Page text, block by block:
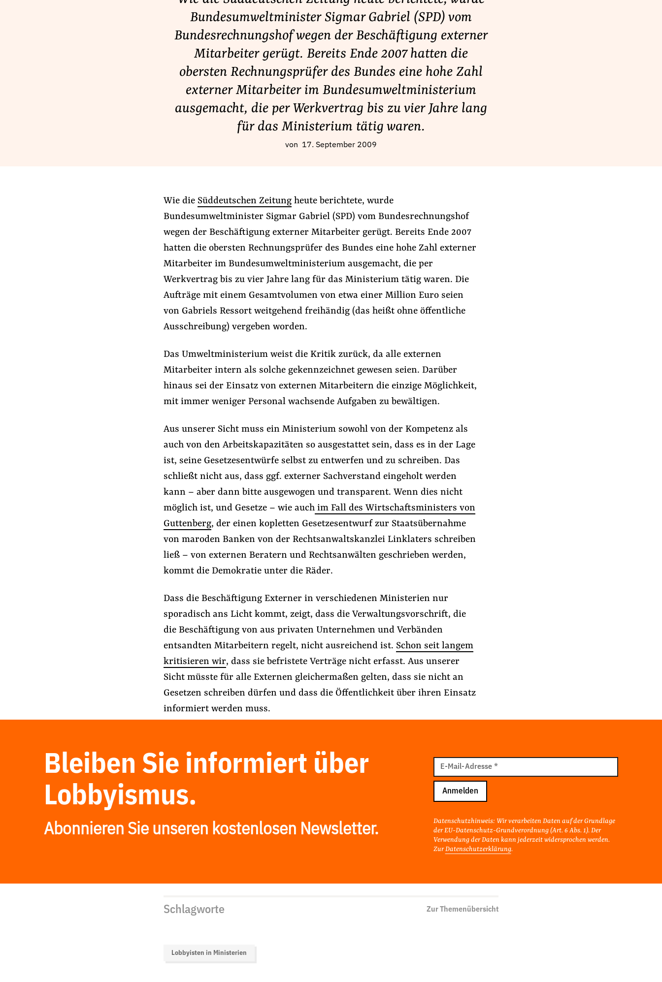
#Konzernmacht #Lobbyismus an Schulen #Lobbyismus in der EU
Folge Uns
FacebookMastodon
BlueskyInstagram
YoutubeLinkedIn
Feed Newsletter
Bundesumweltminister Sigmar Gabriel (SPD) vom
Bundesrechnungshof wegen der Beschäftigung externer
Mitarbeiter gerügt. Bereits Ende 2007 hatten die
obersten Rechnungsprüfer des Bundes eine hohe Zahl
externer Mitarbeiter im Bundesumweltministerium
ausgemacht, die per Werkvertrag bis zu vier Jahre lang
für das Ministerium tätig waren.
von 17. September 2009
Wie die Süddeutschen Zeitung heute berichtete, wurde
Bundesumweltminister Sigmar Gabriel (SPD) vom Bundesrechnungshof
wegen der Beschäftigung externer Mitarbeiter gerügt. Bereits Ende 2007
hatten die obersten Rechnungsprüfer des Bundes eine hohe Zahl externer
Mitarbeiter im Bundesumweltministerium ausgemacht, die per
Werkvertrag bis zu vier Jahre lang für das Ministerium tätig waren. Die
Aufträge mit einem Gesamtvolumen von etwa einer Million Euro seien
von Gabriels Ressort weitgehend freihändig (das heißt ohne öffentliche
Ausschreibung) vergeben worden.
Das Umweltministerium weist die Kritik zurück, da alle externen
Mitarbeiter intern als solche gekennzeichnet gewesen seien. Darüber
hinaus sei der Einsatz von externen Mitarbeitern die einzige Möglichkeit,
mit immer weniger Personal wachsende Aufgaben zu bewältigen.
Aus unserer Sicht muss ein Ministerium sowohl von der Kompetenz als
auch von den Arbeitskapazitäten so ausgestattet sein, dass es in der Lage
ist, seine Gesetzesentwürfe selbst zu entwerfen und zu schreiben. Das
schließt nicht aus, dass ggf. externer Sachverstand eingeholt werden
kann – aber dann bitte ausgewogen und transparent. Wenn dies nicht
möglich ist, und Gesetze – wie auch im Fall des Wirtschaftsministers von
Guttenberg, der einen kopletten Gesetzesentwurf zur Staatsübernahme
von maroden Banken von der Rechtsanwaltskanzlei Linklaters schreiben
ließ – von externen Beratern und Rechtsanwälten geschrieben werden,
kommt die Demokratie unter die Räder.
Dass die Beschäftigung Externer in verschiedenen Ministerien nur
sporadisch ans Licht kommt, zeigt, dass die Verwaltungsvorschrift, die
die Beschäftigung von aus privaten Unternehmen und Verbänden
entsandten Mitarbeitern regelt, nicht ausreichend ist. Schon seit langem
kritisieren wir, dass sie befristete Verträge nicht erfasst. Aus unserer
Sicht müsste für alle Externen gleichermaßen gelten, dass sie nicht an
Gesetzen schreiben dürfen und dass die Öffentlichkeit über ihren Einsatz
informiert werden muss.
Bleiben Sie informiert über
Lobbyismus.
Abonnieren Sie unseren kostenlosen Newsletter.
Mail
Adresse
E-Mail-Adresse *
Anmelden
Datenschutzhinweis: Wir verarbeiten Daten auf der Grundlage
der EU-Datenschutz-Grundverordnung (Art. 6 Abs. 1). Der
Verwendung der Daten kann jederzeit widersprochen werden.
ZurDatenschutzerklärung.
Schlagworte Zur Themenübersicht
Lobbyisten in Ministerien